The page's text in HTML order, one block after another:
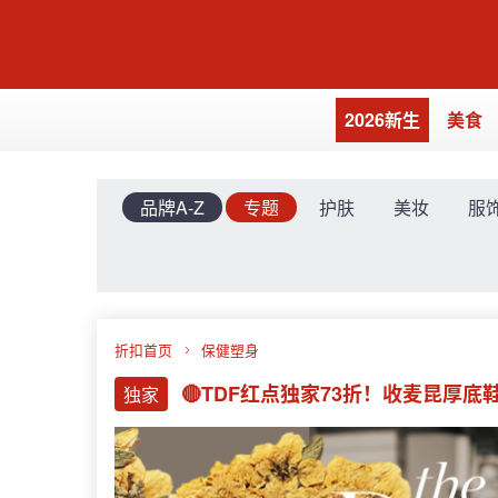
2026新生 美食
品牌A-Z 专题 护肤 美妆 服
折扣首页 保健塑身
独家 🔴TDF红点独家73折！收麦昆厚底